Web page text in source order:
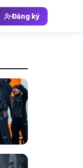
Đăng ký